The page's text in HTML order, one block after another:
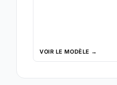
VOIR LE MODÈLE →